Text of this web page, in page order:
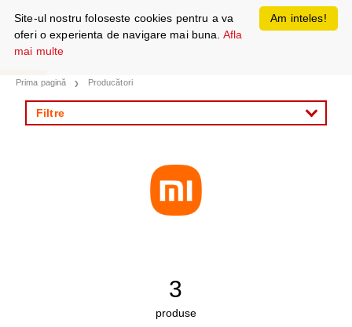
Prima pagină Producători
Filtre
3
produse
Am inteles!
Site-ul nostru foloseste cookies pentru a va
oferi o experienta de navigare mai buna. Afla
mai multe